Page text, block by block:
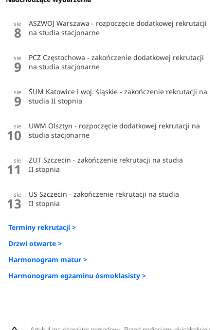
sie
8
ASZWOJ Warszawa - rozpoczęcie dodatkowej rekrutacji
na studia stacjonarne
sie
9
PCZ Częstochowa - zakończenie dodatkowej rekrutacji
na studia stacjonarne
sie
9
ŚUM Katowice i woj. śląskie - zakończenie rekrutacji na
studia II stopnia
sie
10
UWM Olsztyn - rozpoczęcie dodatkowej rekrutacji na
studia stacjonarne
sie
11
ZUT Szczecin - zakończenie rekrutacji na studia
II stopnia
sie
13
US Szczecin - zakończenie rekrutacji na studia
II stopnia
Terminy rekrutacji >
Drzwi otwarte >
Harmonogram matur >
Harmonogram egzaminu ósmoklasisty >